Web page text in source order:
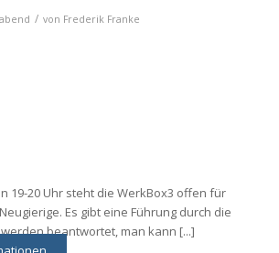
/ von Frederik Franke
19-20 Uhr steht die WerkBox3 offen für
Es gibt eine Führung durch die
beantwortet, man kann [...]